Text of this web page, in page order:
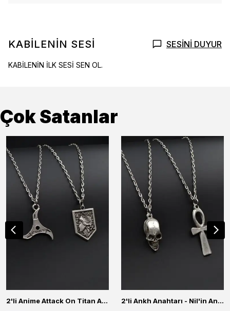
KABİLENİN SESİ SESİNİ DUYUR
KABİLENİN İLK SESİ SEN OL.
Çok Satanlar
2'li Anime Attack On Titan Acrylic Maria Anime Naruto Erkek Kadın Kolye Seti 2'li Ankh Anahtarı - Nil'in Anahtarı - Kuru Kafa Erkek Kadın Kolye Seti